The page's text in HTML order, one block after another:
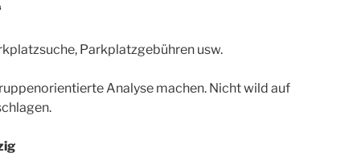
Parkplatzgebühren usw.
Analyse machen. Nicht wild auf